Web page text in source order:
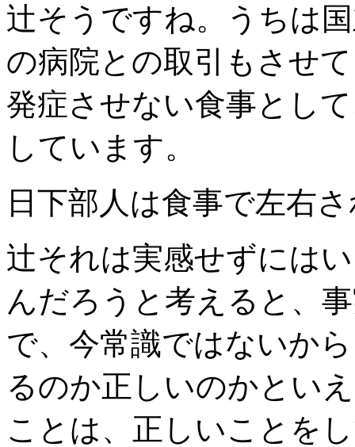
辻そうですね。うちは
の病院との取引もさせ
発症させない食事とし
しています。
日下部 人は食事で左右
辻それは実感せずには
んだろうと考えると、
で、今常識ではないか
るのか正しいのかとい
ことは、正しいことを